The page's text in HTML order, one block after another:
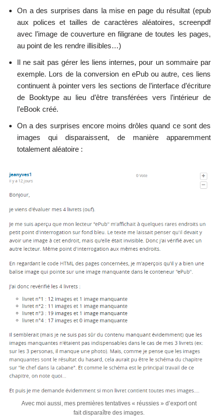
On a des surprises dans la mise en page du résultat (epub
aux polices et tailles de caractères aléatoires, screenpdf
avec l’image de couverture en filigrane de toutes les pages,
au point de les rendre illisibles…)
Il ne sait pas gérer les liens internes, pour un sommaire par
exemple. Lors de la conversion en ePub ou autre, ces liens
continuent à pointer vers les sections de l’interface d’écriture
de Booktype au lieu d’être transférées vers l’intérieur de
l’eBook créé.
On a des surprises encore moins drôles quand ce sont des
images qui disparaissent, de manière apparemment
totalement aléatoire :
Avec moi aussi, mes premières tentatives « réussies » d’export ont
fait disparaître des images.